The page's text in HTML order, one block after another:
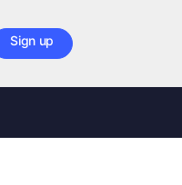
Sign up